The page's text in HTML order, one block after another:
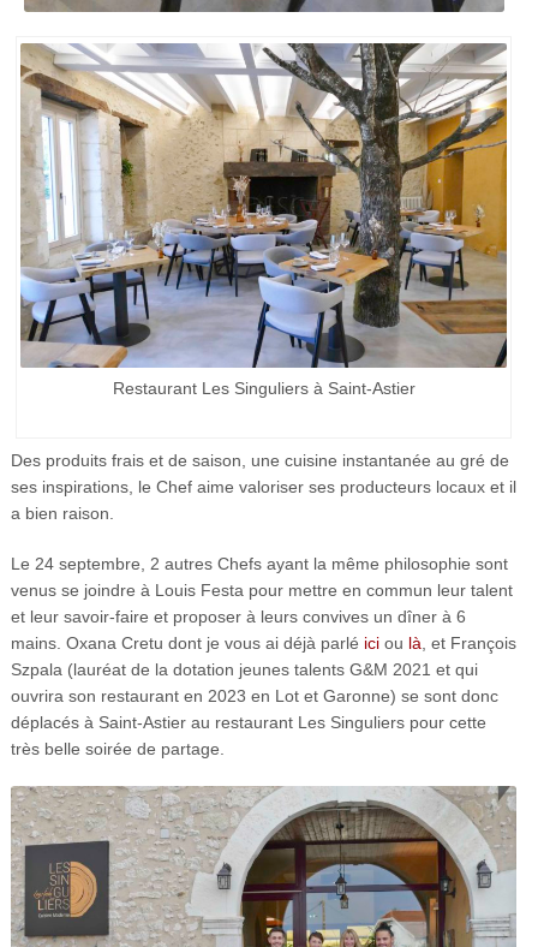
Restaurant Les Singuliers à Saint-Astier
Des produits frais et de saison, une cuisine instantanée au gré de
ses inspirations, le Chef aime valoriser ses producteurs locaux et il
a bien raison.
Le 24 septembre, 2 autres Chefs ayant la même philosophie sont
venus se joindre à Louis Festa pour mettre en commun leur talent
et leur savoir-faire et proposer à leurs convives un dîner à 6
mains. Oxana Cretu dont je vous ai déjà parlé iciou là , et François
Szpala (lauréat de la dotation jeunes talents G&M 2021 et qui
ouvrira son restaurant en 2023 en Lot et Garonne) se sont donc
déplacés à Saint-Astier au restaurant Les Singuliers pour cette
très belle soirée de partage.